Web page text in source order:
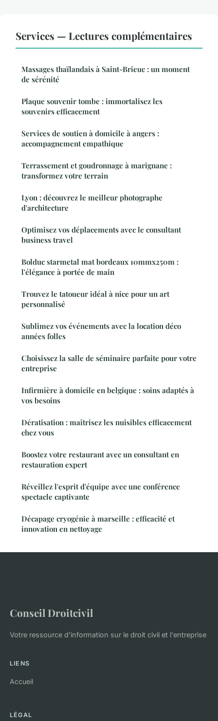
Services — Lectures complémentaires
Massages thaïlandais à Saint-Brieuc : un moment
de sérénité
Plaque souvenir tombe : immortalisez les
souvenirs efficacement
Services de soutien à domicile à angers :
accompagnement empathique
Terrassement et goudronnage à marignane :
transformez votre terrain
Lyon : découvrez le meilleur photographe
d'architecture
Optimisez vos déplacements avec le consultant
business travel
Bolduc starmetal mat bordeaux 10mmx250m :
l'élégance à portée de main
Trouvez le tatoueur idéal à nice pour un art
personnalisé
Sublimez vos événements avec la location déco
années folles
Choisissez la salle de séminaire parfaite pour votre
entreprise
Infirmière à domicile en belgique : soins adaptés à
vos besoins
Dératisation : maîtrisez les nuisibles efficacement
chez vous
Boostez votre restaurant avec un consultant en
restauration expert
Réveillez l'esprit d'équipe avec une conférence
spectacle captivante
Décapage cryogénie à marseille : efficacité et
innovation en nettoyage
Conseil Droitcivil
Votre ressource d'information sur le droit civil et l'entreprise
LIENS
Accueil
LÉGAL